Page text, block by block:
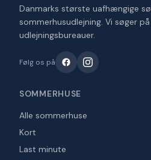
Danmarks største uafhængige
sommerhusudlejning. Vi søger
udlejningsbureauer.
Følg os på
SOMMERHUSE
Alle sommerhuse
Kort
Last minute